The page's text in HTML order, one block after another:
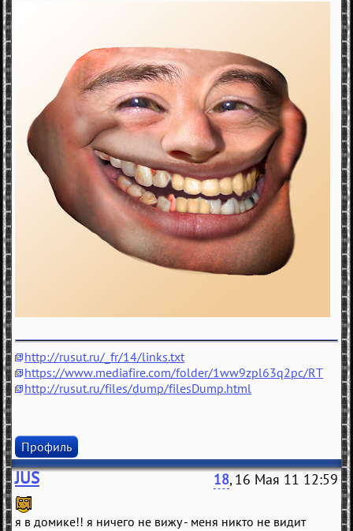
http://rusut.ru/_fr/14/links.txt
https://www.mediafire.com/folder/1ww9zpl63q2pc/RT
http://rusut.ru/files/dump/filesDump.html
Профиль
JUS 18, 16 Мая 11 12:59
я в домике!! я ничего не вижу - меня никто не видит